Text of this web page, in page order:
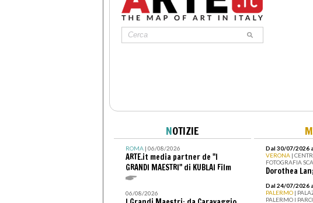
NOTIZIE
ROMA| 06/08/2026
ARTE.it media partner de "I
GRANDI MAESTRI" di KUBLAI Film
06/08/2026
M
Dal 30/07/2026
VERONA |
FOTOGRAFIA
Dorothea
Dal 24/07/2026
PALERMO |
PALERMO I